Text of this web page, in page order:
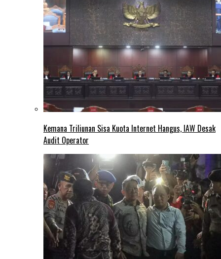
Kemana Triliunan Sisa Kuota Internet Hangus, IAW Desak
Audit Operator